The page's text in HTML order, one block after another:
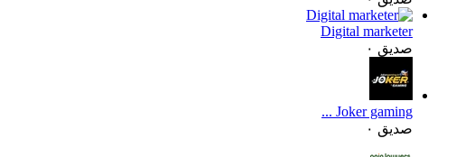
Digital marketer
صديق ٠
Joker gaming ...
صديق ٠